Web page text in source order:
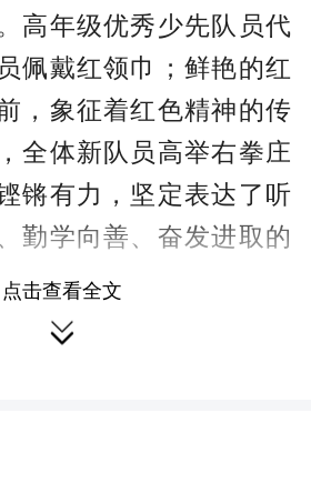
高年级优秀少先队员代
佩戴红领巾；鲜艳的红
，象征着红色精神的传
全体新队员高举右拳庄
锵有力，坚定表达了听
勤学向善、奋发进取的
新队员代表发言，表示将
点击查看全文
